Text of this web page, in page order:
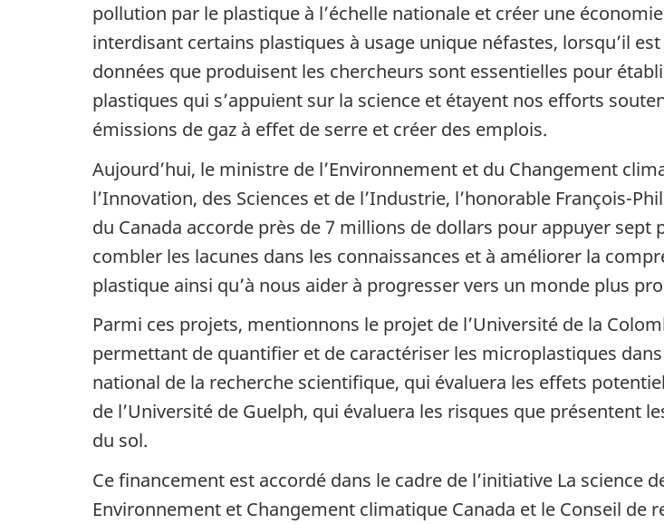
pollution par le plastique à l’échelle nationale et créer une
interdisant certains plastiques à usage unique néfastes, lorsqu’il
données que produisent les chercheurs sont essentielles pour
plastiques qui s’appuient sur la science et étayent nos efforts
émissions de gaz à effet de serre et créer des emplois.
Aujourd’hui, le ministre de l’Environnement et du Changement
l’Innovation, des Sciences et de l’Industrie, l’honorable François-
du Canada accorde près de 7 millions de dollars pour appuyer
combler les lacunes dans les connaissances et à améliorer la
plastique ainsi qu’à nous aider à progresser vers un monde plus
Parmi ces projets, mentionnons le projet de l’Université de la
permettant de quantifier et de caractériser les microplastiques
national de la recherche scientifique, qui évaluera les effets
de l’Université de Guelph, qui évaluera les risques que présentent
du sol.
Ce financement est accordé dans le cadre de l’initiative La
Environnement et Changement climatique Canada et le Conseil de